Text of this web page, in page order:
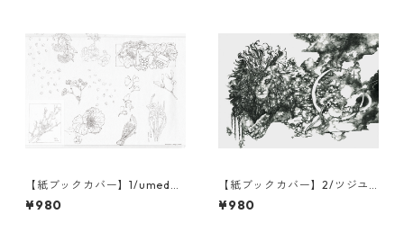
【紙ブックカバー】1/umeda/
更
¥980
【紙ブックカバー】2/ツジユ
ウコ/瞬きの夜
¥980